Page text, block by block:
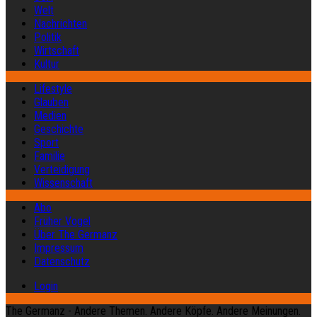
Welt
Nachrichten
Politik
Wirtschaft
Kultur
Lifestyle
Glauben
Medien
Geschichte
Sport
Familie
Verteidigung
Wissenschaft
Abo
Früher Vogel
Über The Germanz
Impressum
Datenschutz
Login
The Germanz - Andere Themen. Andere Köpfe. Andere Meinungen.